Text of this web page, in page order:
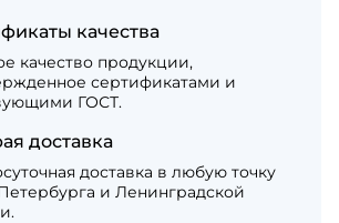
качества
качество продукции,
сертификатами и
ГОСТ.
доставка
доставка в любую точку
и Ленинградской